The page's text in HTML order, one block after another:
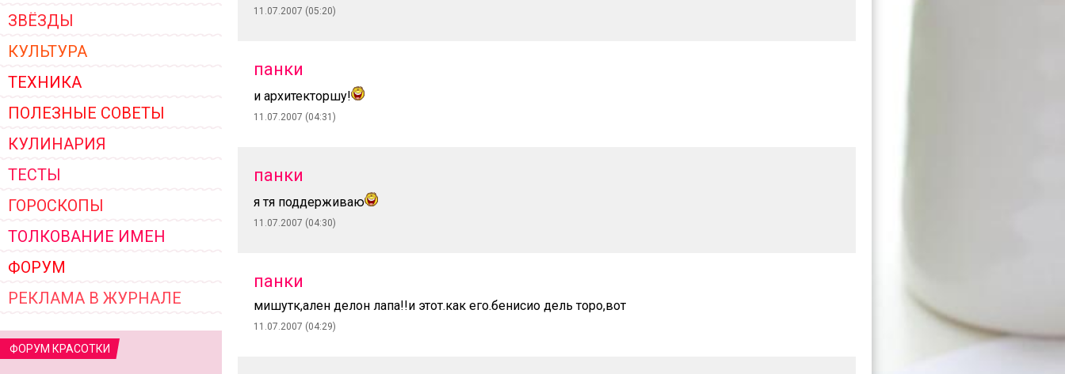
ЗВЁЗДЫ
КУЛЬТУРА
ТЕХНИКА
ПОЛЕЗНЫЕ СОВЕТЫ
КУЛИНАРИЯ
ТЕСТЫ
ГОРОСКОПЫ
ТОЛКОВАНИЕ ИМЕН
ФОРУМ
РЕКЛАМА В ЖУРНАЛЕ
ФОРУМ КРАСОТКИ
11.07.2007 (05:20)
панки
и архитекторшу!
11.07.2007 (04:31)
панки
я тя поддерживаю
11.07.2007 (04:30)
панки
мишутк,ален делон лапа!!и этот.как его.бенисио дель торо,вот
11.07.2007 (04:29)